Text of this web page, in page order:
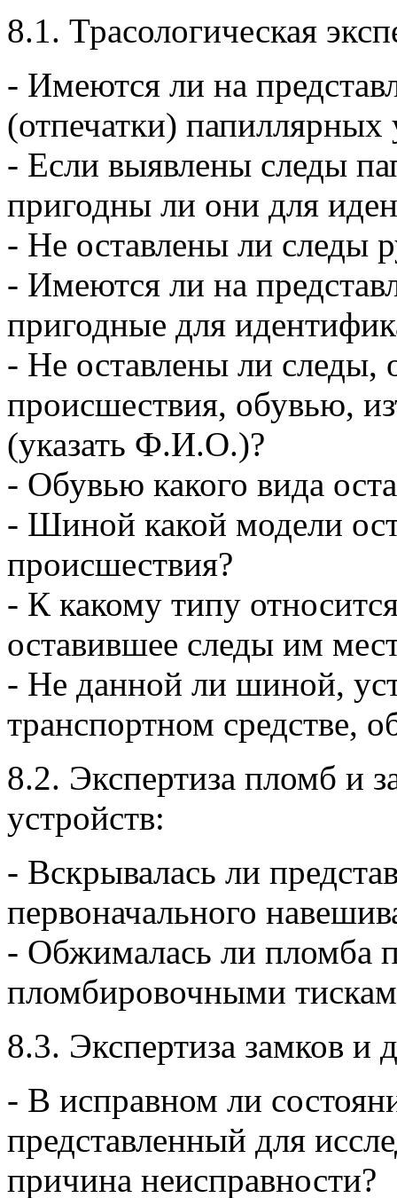
8.1. Трасологическая
- Имеются ли на
(отпечатки) папиллярных
- Если выявлены следы
пригодны ли они для
- Не оставлены ли следы
- Имеются ли на
пригодные для
- Не оставлены ли следы,
происшествия, обувью,
(указать Ф.И.О.)?
- Обувью какого вида
- Шиной какой модели
происшествия?
- К какому типу
оставившее следы им
- Не данной ли шиной,
транспортном средстве,
8.2. Экспертиза пломб и
устройств:
- Вскрывалась ли
первоначального
- Обжималась ли пломба
пломбировочными
8.3. Экспертиза замков и
- В исправном ли
представленный для
причина неисправности?